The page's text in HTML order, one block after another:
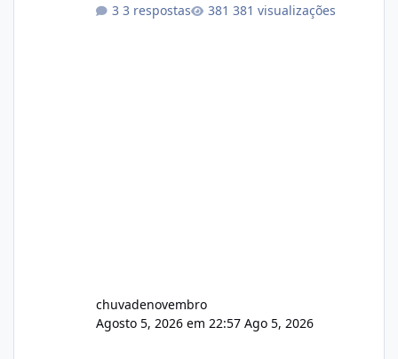
3 respostas 381 visualizações
chuvadenovembro
Agosto 5, 2026 em 22:57 Ago 5, 2026